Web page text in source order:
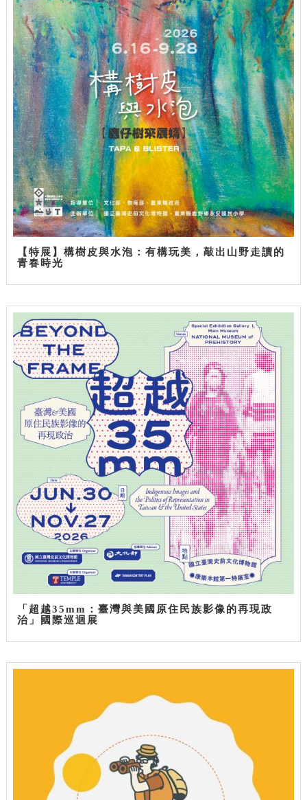
【特展】構樹皮與水泡：有構玩美，敲出山野走讀的
青春時光
「超越35mm：臺灣與美國原住民族影像的再現政
治」國際巡迴展